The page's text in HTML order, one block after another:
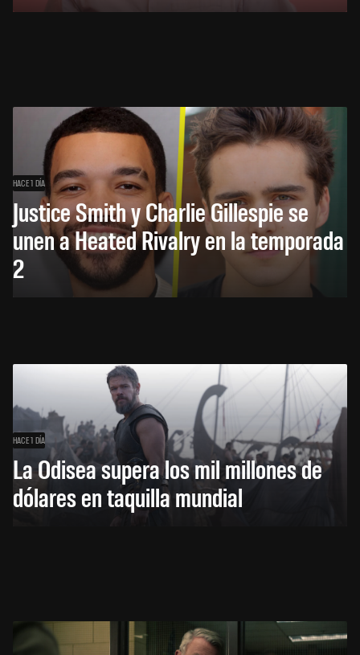
HACE 1 DÍA
Justice Smith y Charlie Gillespie se
unen a Heated Rivalry en la temporada
2
HACE 1 DÍA
La Odisea supera los mil millones de
dólares en taquilla mundial